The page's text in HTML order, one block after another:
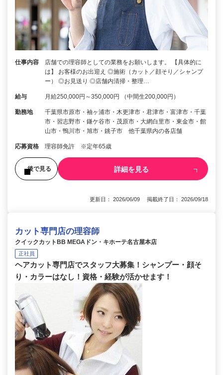
仕事内容
店舗での理容師としての業務をお願いします。 【具体的に
は】 お客様のお出迎え ◎施術（カット／顔そり／シャンプ
ー） ◎お見送り ◎店舗内清掃・整理…
給与 月給250,000円～350,000円 （中間生200,000円）
勤務地
千葉県市原市・袖ヶ浦市・木更津市・君津市・富津市・千葉
市・習志野市・鎌ケ谷市・茂原市・大網白里市・東金市・館
山市・鴨川市・旭市・銚子市 他千葉県内の各店舗
応募資格 理容師免許 ※定年65歳
後で見る 詳細を見る
更新日： 2026/06/09 掲載終了日： 2026/09/18
カット専門店の理容師
クイックカットBB MEGAドン・キホーテ名古屋本店
正社員
ヘアカット専門店でスタッフ大募集！シャンプー・顔そ
り・カラーはなし！資格・経験が活かせます！